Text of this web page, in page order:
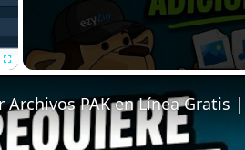
Fullscreen